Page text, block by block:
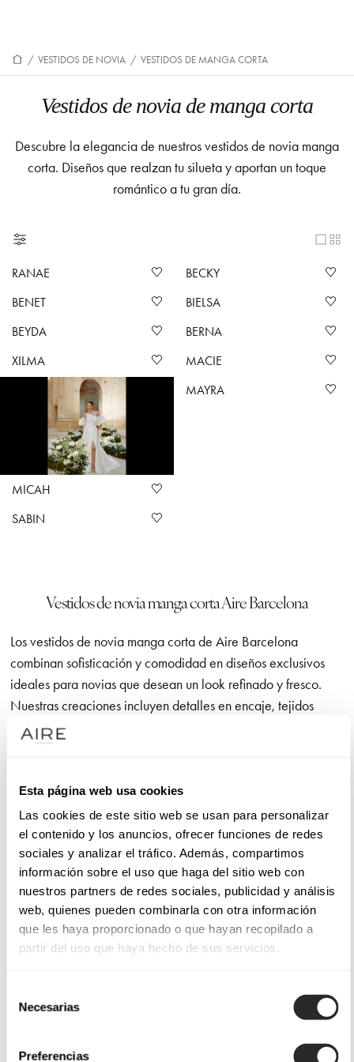
Esta página web usa cookies
Las cookies de este sitio web se usan para personalizar
el contenido y los anuncios, ofrecer funciones de redes
sociales y analizar el tráfico. Además, compartimos
información sobre el uso que haga del sitio web con
nuestros partners de redes sociales, publicidad y análisis
web, quienes pueden combinarla con otra información
que les haya proporcionado o que hayan recopilado a
partir del uso que haya hecho de sus servicios.
Necesarias
Preferencias
/ VESTIDOS DE NOVIA / VESTIDOS DE MANGA CORTA
Vestidos de novia de manga corta
Descubre la elegancia de nuestros vestidos de novia manga
corta. Diseños que realzan tu silueta y aportan un toque
romántico a tu gran día.
RANAE
BECKY
BENET
BIELSA
BEYDA
BERNA
XILMA
MACIE
MICAH
MAYRA
SABIN
Vestidos de novia manga corta Aire Barcelona
Los vestidos de novia manga corta de Aire Barcelona
combinan sofisticación y comodidad en diseños exclusivos
ideales para novias que desean un look refinado y fresco.
Nuestras creaciones incluyen detalles en encaje, tejidos
fluidos y cortes favorecedores. Sea cual sea tu estilo,
encontrarás el diseño perfecto para tu boda.
Vestidos de novia de manga corta para cada estilo de boda
Si buscas un diseño perfecto para una boda civil, nuestros
vestidos de novia civil con manga cortan destacan por su
sencillez y elegancia. Diseños minimalistas con tejidos suaves
y cortes modernos que se adaptan a celebraciones íntimas y
con encanto. Para bodas clásicas o en entornos románticos,
el encaje y los detalles florales aportan un aire tradicional sin
Diseños únicos para un look inolvidable
Los vestidos de novia encaje manga corta son una opción